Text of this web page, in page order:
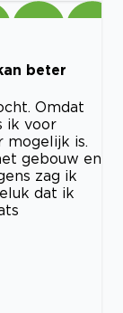
beter
Omdat
ik voor
is.
gebouw en
zag ik
dat ik